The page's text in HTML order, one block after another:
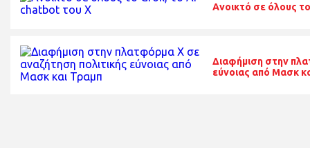
Ανοικτό σε όλους
Διαφήμιση στην
εύνοιας από Μασκ